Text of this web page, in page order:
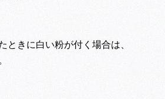
ときに白い粉が付く場合は、